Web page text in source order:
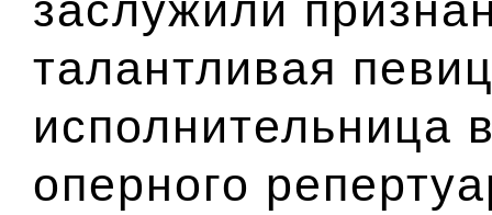
талантливая
исполнительница
оперного